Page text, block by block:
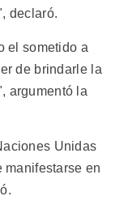
declaró.
el sometido a
de brindarle la
argumentó la
Unidas
manifestarse en